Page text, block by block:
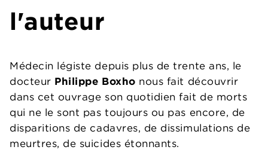
l'auteur
Médecin légiste depuis plus de trente ans, le
docteur Philippe Boxho nous fait découvrir
dans cet ouvrage son quotidien fait de morts
qui ne le sont pas toujours ou pas encore, de
disparitions de cadavres, de dissimulations de
meurtres, de suicides étonnants.